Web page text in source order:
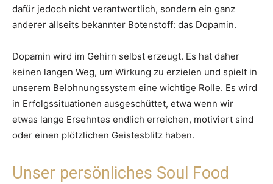
dafür jedoch nicht verantwortlich, sondern ein ganz
anderer allseits bekannter Botenstoff: das Dopamin.
Dopamin wird im Gehirn selbst erzeugt. Es hat daher
keinen langen Weg, um Wirkung zu erzielen und spielt in
unserem Belohnungssystem eine wichtige Rolle. Es wird
in Erfolgssituationen ausgeschüttet, etwa wenn wir
etwas lange Ersehntes endlich erreichen, motiviert sind
oder einen plötzlichen Geistesblitz haben.
Unser persönliches Soul Food